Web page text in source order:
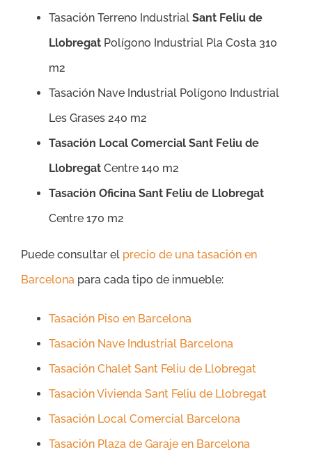
Tasación Terreno Industrial Sant Feliu de
Llobregat Polígono Industrial Pla Costa 310
m2
Tasación Nave Industrial Polígono Industrial
Les Grases 240 m2
Tasación Local Comercial Sant Feliu de
Llobregat Centre 140 m2
Tasación Oficina Sant Feliu de Llobregat
Centre 170 m2
Puede consultar el precio de una tasación en
Barcelona para cada tipo de inmueble:
Tasación Piso en Barcelona
Tasación Nave Industrial Barcelona
Tasación Chalet Sant Feliu de Llobregat
Tasación Vivienda Sant Feliu de Llobregat
Tasación Local Comercial Barcelona
Tasación Plaza de Garaje en Barcelona